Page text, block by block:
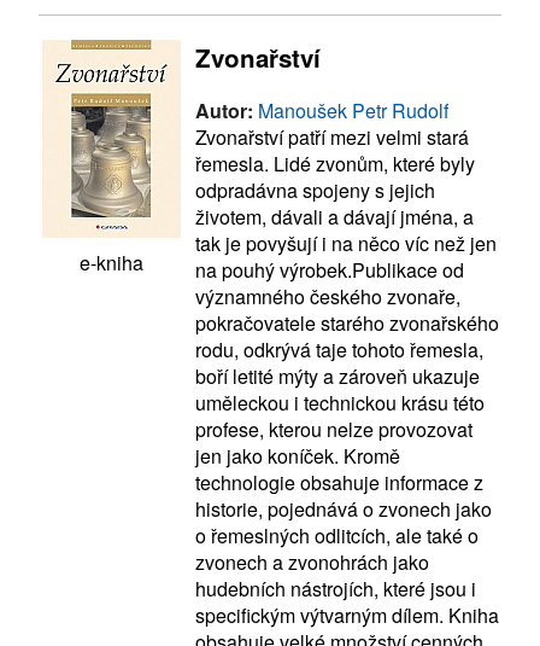
e-kniha
Zvonařství
Autor: Manoušek Petr Rudolf
Zvonařství patří mezi velmi stará
řemesla. Lidé zvonům, které byly
odpradávna spojeny s jejich
životem, dávali a dávají jména, a
tak je povyšují i na něco víc než jen
na pouhý výrobek.Publikace od
významného českého zvonaře,
pokračovatele starého zvonařského
rodu, odkrývá taje tohoto řemesla,
boří letité mýty a zároveň ukazuje
uměleckou i technickou krásu této
profese, kterou nelze provozovat
jen jako koníček. Kromě
technologie obsahuje informace z
historie, pojednává o zvonech jako
o řemeslných odlitcích, ale také o
zvonech a zvonohrách jako
hudebních nástrojích, které jsou i
specifickým výtvarným dílem. Kniha